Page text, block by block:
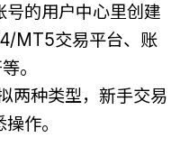
的用户中心里创建
MT5交易平台、账
。
两种类型，新手交易
作。